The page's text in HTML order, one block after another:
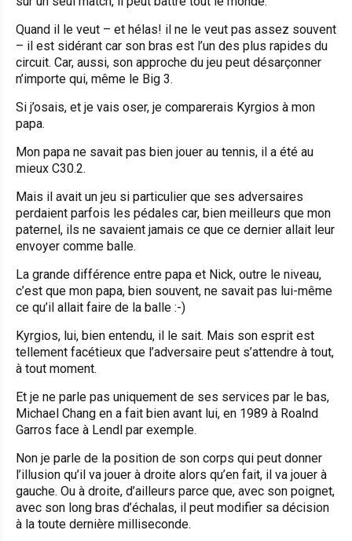
Quand il le veut – et hélas! il ne le veut pas assez souvent
– il est sidérant car son bras est l’un des plus rapides du
circuit. Car, aussi, son approche du jeu peut désarçonner
n’importe qui, même le Big 3.
Si j’osais, et je vais oser, je comparerais Kyrgios à mon
papa.
Mon papa ne savait pas bien jouer au tennis, il a été au
mieux C30.2.
Mais il avait un jeu si particulier que ses adversaires
perdaient parfois les pédales car, bien meilleurs que mon
paternel, ils ne savaient jamais ce que ce dernier allait leur
envoyer comme balle.
La grande différence entre papa et Nick, outre le niveau,
c’est que mon papa, bien souvent, ne savait pas lui-même
ce qu’il allait faire de la balle :-)
Kyrgios, lui, bien entendu, il le sait. Mais son esprit est
tellement facétieux que l’adversaire peut s’attendre à tout,
à tout moment.
Et je ne parle pas uniquement de ses services par le bas,
Michael Chang en a fait bien avant lui, en 1989 à Roalnd
Garros face à Lendl par exemple.
Non je parle de la position de son corps qui peut donner
l’illusion qu’il va jouer à droite alors qu’en fait, il va jouer à
gauche. Ou à droite, d’ailleurs parce que, avec son poignet,
avec son long bras d’échalas, il peut modifier sa décision
à la toute dernière milliseconde.